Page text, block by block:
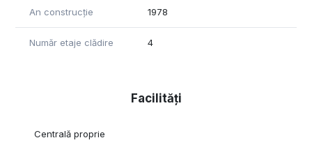
An construcție 1978
Număr etaje clădire 4
Facilități
Centrală proprie